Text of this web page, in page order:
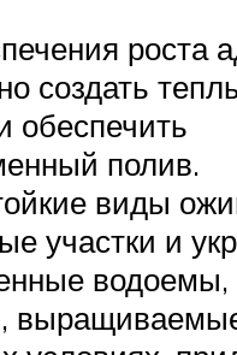
роста
создать
обеспечить
полив.
виды
участки и
водоемы,